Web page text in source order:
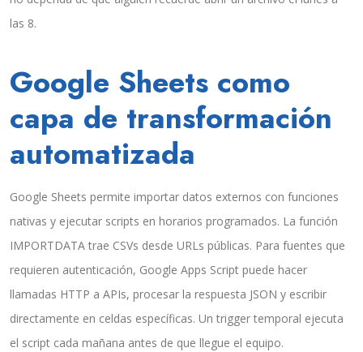
las 8.
Google Sheets como
capa de transformación
automatizada
Google Sheets permite importar datos externos con funciones
nativas y ejecutar scripts en horarios programados. La función
IMPORTDATA trae CSVs desde URLs públicas. Para fuentes que
requieren autenticación, Google Apps Script puede hacer
llamadas HTTP a APIs, procesar la respuesta JSON y escribir
directamente en celdas específicas. Un trigger temporal ejecuta
el script cada mañana antes de que llegue el equipo.